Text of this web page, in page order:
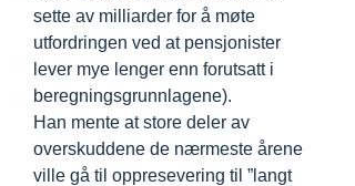
sette av milliarder for å møte
utfordringen ved at pensjonister
lever mye lenger enn forutsatt i
beregningsgrunnlagene).
Han mente at store deler av
overskuddene de nærmeste årene
ville gå til oppresevering til ”langt